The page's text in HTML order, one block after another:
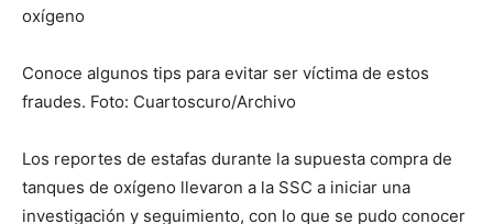
oxígeno
Conoce algunos tips para evitar ser víctima de estos
fraudes. Foto: Cuartoscuro/Archivo
Los reportes de estafas durante la supuesta compra de
tanques de oxígeno llevaron a la SSC a iniciar una
investigación y seguimiento, con lo que se pudo conocer